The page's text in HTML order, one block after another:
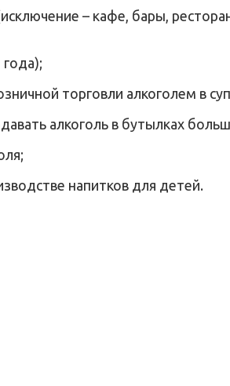
– кафе, бары,
торговли алкоголем в
алкоголь в бутылках
напитков для детей.